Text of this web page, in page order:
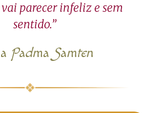
parecer infeliz e sem
sentido.”
Padma Samten